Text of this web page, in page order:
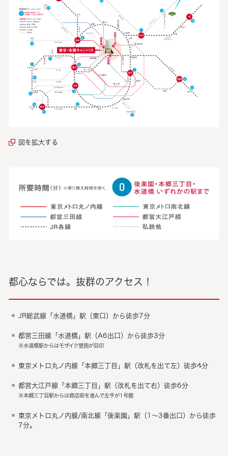
図を拡大する
都心ならでは。抜群のアクセス！
JR総武線「水道橋」駅（東口）から徒歩7分
都営三田線「水道橋」駅（A6出口）から徒歩3分
※水道橋駅からはモザイク壁画が目印
東京メトロ丸ノ内線「本郷三丁目」駅（改札を出て左）徒歩4分
都営大江戸線「本郷三丁目」駅（改札を出て右）徒歩6分
※本郷三丁目駅からは商店街を進んで左手が1号館
東京メトロ丸ノ内線/南北線「後楽園」駅（1～3番出口）から徒歩
7分。